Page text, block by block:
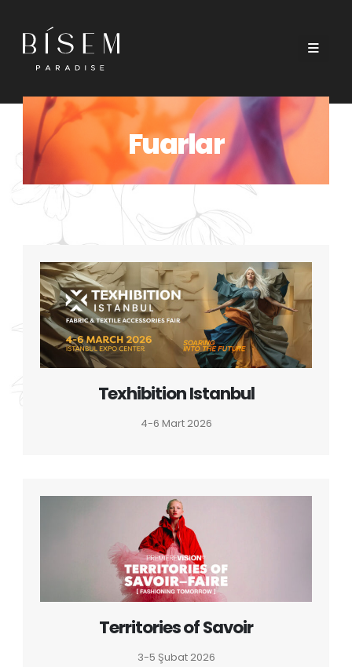
Fuarlar
Texhibition Istanbul
4-6 Mart 2026
Territories of Savoir
3-5 Şubat 2026